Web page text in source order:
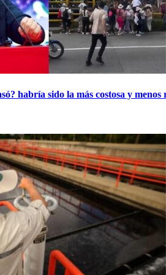
habría sido la más costosa y menos